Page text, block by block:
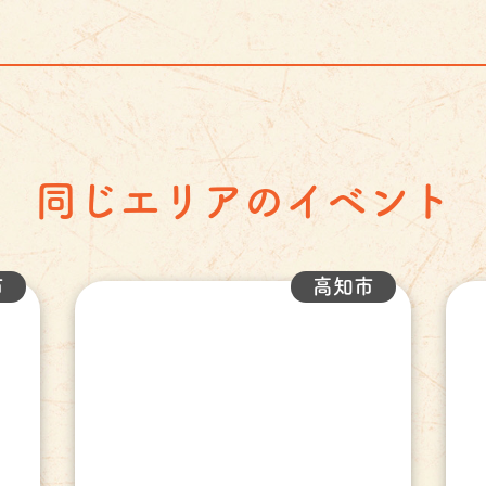
同じエリアのイベント
高知市